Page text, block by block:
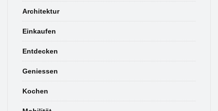
Architektur
Einkaufen
Entdecken
Geniessen
Kochen